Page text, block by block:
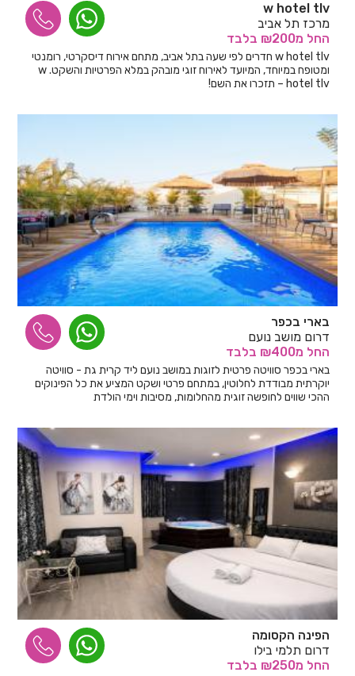
w hotel tlv
מרכז תל אביב
החל מ₪200 בלבד
w hotel tlv חדרים לפי שעה בתל אביב, מתחם אירוח דיסקרטי, רומנטי
ומטופח במיוחד, המיועד לאירוח זוגי מובהק במלא הפרטיות והשקט. w
hotel tlv – תזכרו את השם!
בארי בכפר
דרום מושב נועם
החל מ₪400 בלבד
בארי בכפר סוויטה פרטית לזוגות במושב נועם ליד קרית גת - סוויטה
יוקרתית מבודדת לחלוטין, במתחם פרטי ושקט המציע את כל הפינוקים
ההכי שווים לחופשה זוגית מהחלומות, מסיבות וימי הולדת
הפינה הקסומה
דרום תלמי בילו
החל מ₪250 בלבד